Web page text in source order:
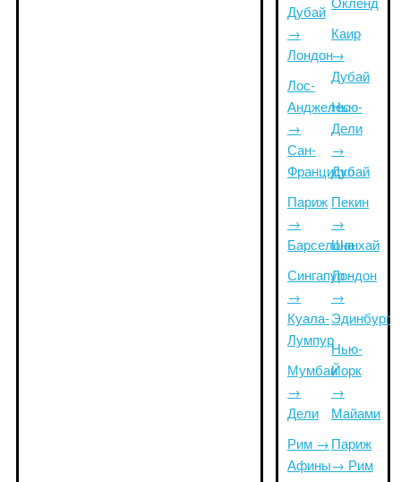
Дубай
→
Лондон
Лос-
Анджелес
→
Сан-
Франциско
Париж
→
Барселона
Сингапур
→
Куала-
Лумпур
Мумбаи
→
Дели
Рим →
Афины
Каир
→
Дубай
Нью-
Дели
→
Дубай
Пекин
→
Шанхай
Лондон
→
Эдинбург
Нью-
Йорк
→
Майами
Париж
→ Рим